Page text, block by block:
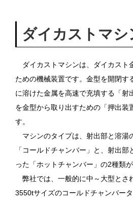
ダイカストマシ
ダイカストマシンは、ダイカスト
ための機械装置です。金型を開閉す
に溶けた金属を高速で充填する「射
を金型から取り出すための「押出装
す。
マシンのタイプは、射出部と溶湯
「コールドチャンバー」と、射出
った「ホットチャンバー」の2種類が
弊社では、一般的に中～大型とさ
3550tサイズのコールドチャンバー